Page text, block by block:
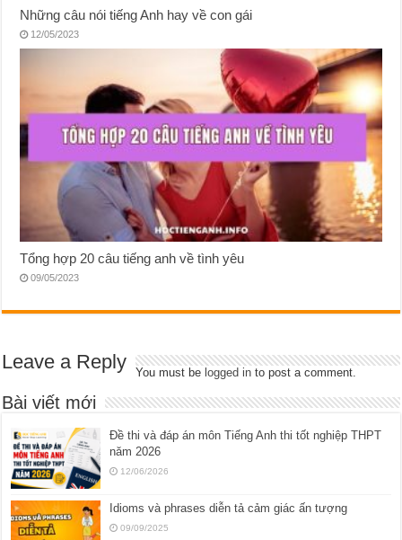
Những câu nói tiếng Anh hay về con gái
12/05/2023
Tổng hợp 20 câu tiếng anh về tình yêu
09/05/2023
Leave a Reply You must belogged in to post a comment.
Bài viết mới
Đề thi và đáp án môn Tiếng Anh thi tốt nghiệp THPT
năm 2026
12/06/2026
Idioms và phrases diễn tả cảm giác ấn tượng
09/09/2025